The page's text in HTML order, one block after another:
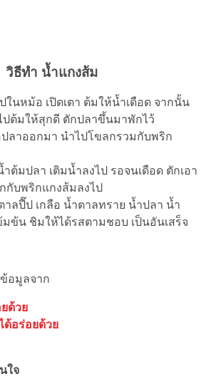
วิธีทำ น้ำแกงส้ม
ในหม้อ เปิดเตา ต้มให้น้ำเดือด จากนั้น
ปต้มให้สุกดี ตักปลาขึ้นมาพักไว้
ปลาออกมา นำไปโขลกรวมกับพริก
ต้มปลา เติมน้ำลงไป รอจนเดือด ตักเอา
กับพริกแกงส้มลงไป
าลปี๊ป เกลือ น้ำตาลทราย น้ำปลา น้ำ
มข้น ชิมให้ได้รสตามชอบ เป็นอันเสร็จ
อมูลจาก
ด้วย
ด้อร่อยด้วย
ใจ